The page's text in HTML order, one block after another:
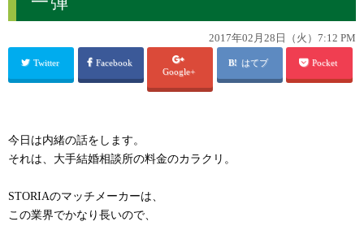
2017年02月28日（火）7:12 PM
Twitter
Facebook
Google+
はてブ Pocket
今日は内緒の話をします。
それは、大手結婚相談所の料金のカラクリ。
STORIAのマッチメーカーは、
この業界でかなり長いので、